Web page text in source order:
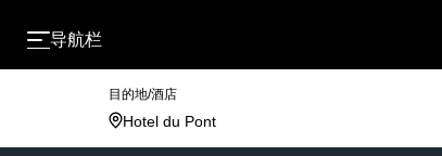
导航栏
目的地/酒店